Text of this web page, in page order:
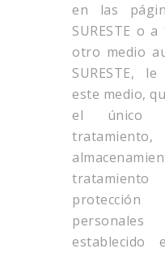
en las
SURESTE o
otro medio
SURESTE,
este medio,
el único